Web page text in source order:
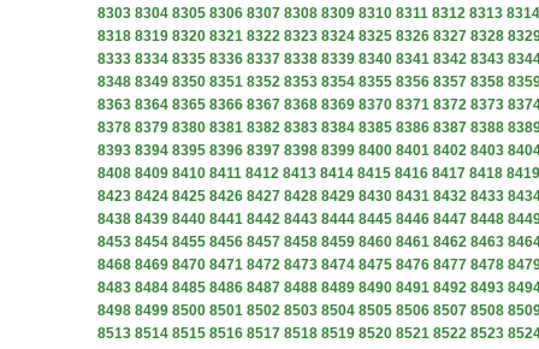
8303 8304 8305 8306 8307 8308 8309 8310 8311 8312 8313 8314
8318 8319 8320 8321 8322 8323 8324 8325 8326 8327 8328
8333 8334 8335 8336 8337 8338 8339 8340 8341 8342 8343
8348 8349 8350 8351 8352 8353 8354 8355 8356 8357 8358
8363 8364 8365 8366 8367 8368 8369 8370 8371 8372 8373
8378 8379 8380 8381 8382 8383 8384 8385 8386 8387 8388
8393 8394 8395 8396 8397 8398 8399 8400 8401 8402 8403
8408 8409 8410 8411 8412 8413 8414 8415 8416 8417 8418 8419
8423 8424 8425 8426 8427 8428 8429 8430 8431 8432 8433
8438 8439 8440 8441 8442 8443 8444 8445 8446 8447 8448
8453 8454 8455 8456 8457 8458 8459 8460 8461 8462 8463
8468 8469 8470 8471 8472 8473 8474 8475 8476 8477 8478
8483 8484 8485 8486 8487 8488 8489 8490 8491 8492 8493
8498 8499 8500 8501 8502 8503 8504 8505 8506 8507 8508
8513 8514 8515 8516 8517 8518 8519 8520 8521 8522 8523